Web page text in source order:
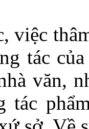
việc
tác
văn,
tác